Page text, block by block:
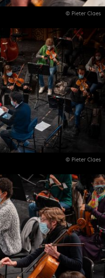
© Pieter Claes
© Pieter Claes